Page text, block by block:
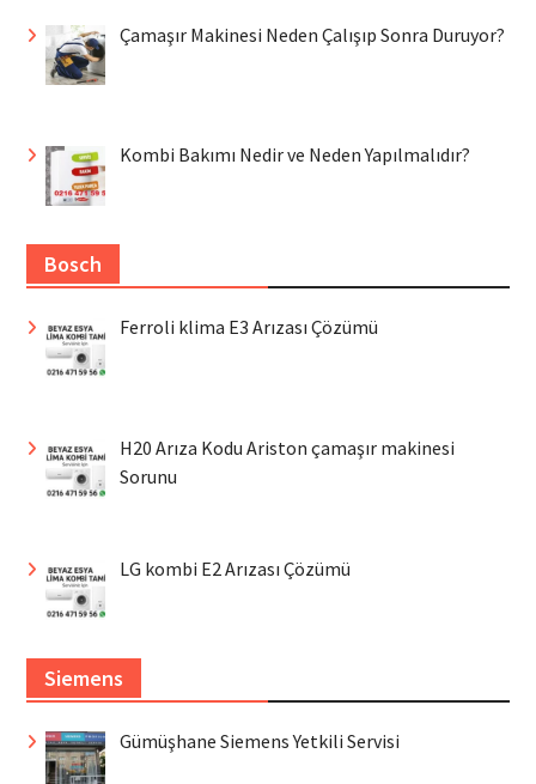
Çamaşır Makinesi Neden Çalışıp Sonra Duruyor?
Kombi Bakımı Nedir ve Neden Yapılmalıdır?
Bosch
Ferroli klima E3 Arızası Çözümü
H20 Arıza Kodu Ariston çamaşır makinesi
Sorunu
LG kombi E2 Arızası Çözümü
Siemens
Gümüşhane Siemens Yetkili Servisi